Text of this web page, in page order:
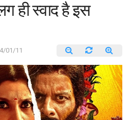
ही स्वाद है इस
01/11